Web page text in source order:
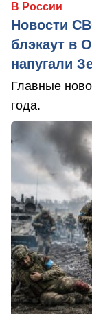
В России
Новости
блэкаут в
напугали
Главные
года.